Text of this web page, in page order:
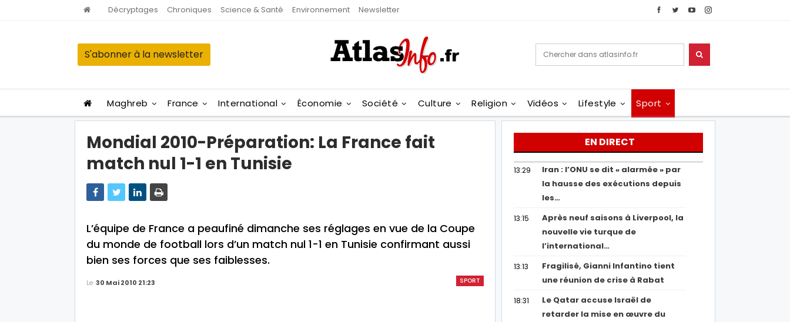
Décryptages Chroniques Science & Santé Environnement Newsletter
S'abonner à la newsletter
Maghreb France International Économie Société Culture Religion Vidéos Lifestyle Sport
Mondial 2010-Préparation: La France fait
match nul 1-1 en Tunisie
L’équipe de France a peaufiné dimanche ses réglages en vue de la Coupe
du monde de football lors d’un match nul 1-1 en Tunisie confirmant aussi
bien ses forces que ses faiblesses.
SPORT
Le 30 Mai 2010 21:23
EN DIRECT
13:29
Iran : l’ONU se dit « alarmée » par
la hausse des exécutions depuis
les…
13:15
Après neuf saisons à Liverpool, la
nouvelle vie turque de
l’international…
13:13
Fragilisé, Gianni Infantino tient
une réunion de crise à Rabat
18:31
Le Qatar accuse Israël de
retarder la mise en œuvre du